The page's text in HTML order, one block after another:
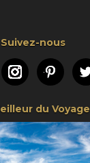
Suivez-nous
Instagram
du Voyage